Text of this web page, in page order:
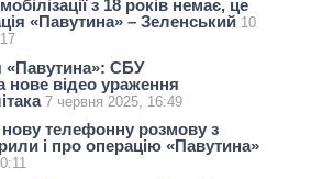
з 18 років немає, це
«Павутина» – Зеленський 10
«Павутина»: СБУ
відео ураження
7 червня 2025, 16:49
телефонну розмову з
і про операцію «Павутина»